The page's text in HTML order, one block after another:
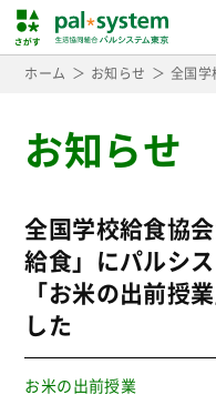
ホーム お知らせ 全国学
お知らせ
全国学校給食協
給食」にパルシ
「お米の出前授
した
お米の出前授業